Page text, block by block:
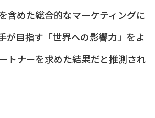
含めた総合的なマーケティングに
が目指す「世界への影響力」をよ
トナーを求めた結果だと推測され